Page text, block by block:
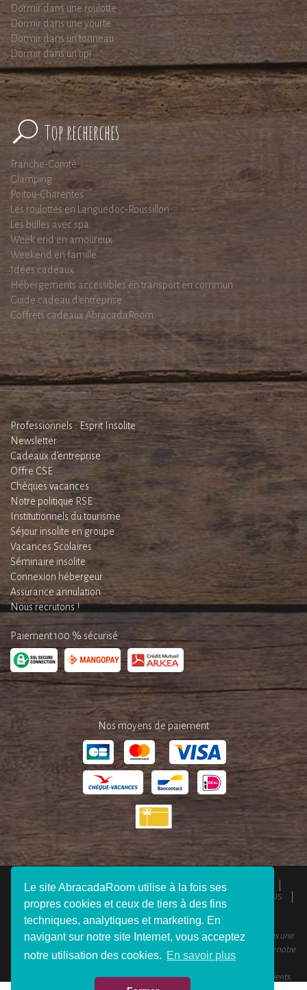
Le site AbracadaRoom utilise à la fois ses
propres cookies et ceux de tiers à des fins
techniques, analytiques et marketing. En
navigant sur notre site Internet, vous acceptez
notre utilisation des cookies. En savoir plus
Dormir dans une roulotte
Dormir dans une yourte
Dormir dans un tonneau
Dormir dans un tipi
Top recherches
Franche-Comté
Glamping
Poitou-Charentes
Les roulottes en Languedoc-Roussillon
Les bulles avec spa
Week end en amoureux
Weekend en famille
Idées cadeaux
Hébergements accessibles en transport en commun
Guide cadeau d'entreprise
Coffrets cadeaux AbracadaRoom
Professionnels : Esprit Insolite
Newsletter
Cadeaux d'entreprise
Offre CSE
Chèques vacances
Notre politique RSE
Institutionnels du tourisme
Séjour insolite en groupe
Vacances Scolaires
Séminaire insolite
Connexion hébergeur
Assurance annulation
Nous recrutons !
Paiement 100 % sécurisé
Nos moyens de paiement
QUI SOMMES-NOUS ? ESPACE PRESSE
MENTIONS LÉGALES
REJOIGNEZ-NOUS
CONNEXION VOYAGEUR
FAQ CONTACTEZ-NOUS
© 2012 - 2026 AbracadaRoom Tous droits réservés. AbracadaRoom n’est pas une
agence de voyage et ne facture aucun frais de service pour les utilisateurs de notre
AbracadaRoom.com a une note moyenne de 4.6 sur 5 basée sur 451
avis clients.